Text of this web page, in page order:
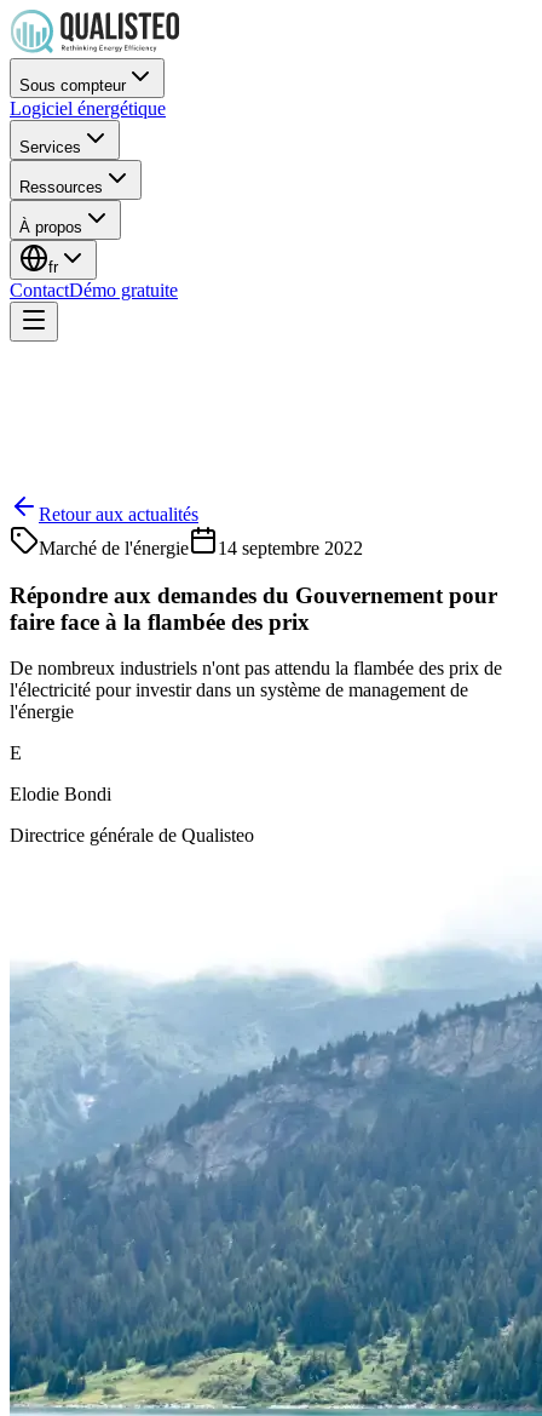
Sous compteur
Logiciel énergétique
Services
Ressources
À propos
fr
ContactDémo gratuite
Retour aux actualités
Marché de l'énergie
14 septembre 2022
Répondre aux demandes du Gouvernement pour
faire face à la flambée des prix
De nombreux industriels n'ont pas attendu la flambée des prix de
l'électricité pour investir dans un système de management de
l'énergie
E
Elodie Bondi
Directrice générale de Qualisteo